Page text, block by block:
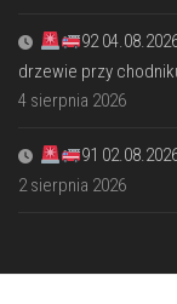
92
drzewie przy
4 sierpnia 2026
91
2 sierpnia 2026